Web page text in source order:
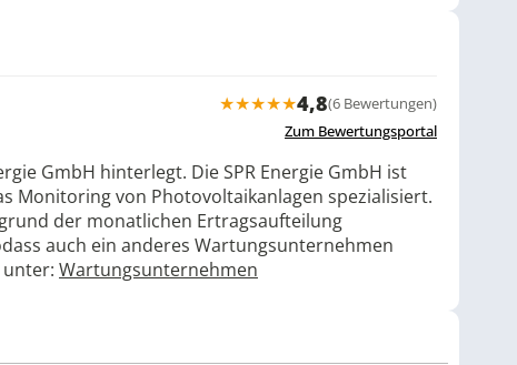
★★★★★4,8(6 Bewertungen)
Zum Bewertungsportal
GmbH hinterlegt. Die SPR Energie GmbH ist
Monitoring von Photovoltaikanlagen spezialisiert.
der monatlichen Ertragsaufteilung
auch ein anderes Wartungsunternehmen
Wartungsunternehmen